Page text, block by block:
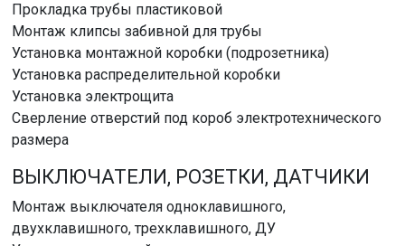
Прокладка трубы пластиковой
Монтаж клипсы забивной для трубы
Установка монтажной коробки (подрозетника)
Установка распределительной коробки
Установка электрощита
Сверление отверстий под короб электротехнического
размера
ВЫКЛЮЧАТЕЛИ, РОЗЕТКИ, ДАТЧИКИ
Монтаж выключателя одноклавишного,
двухклавишного, трехклавишного, ДУ